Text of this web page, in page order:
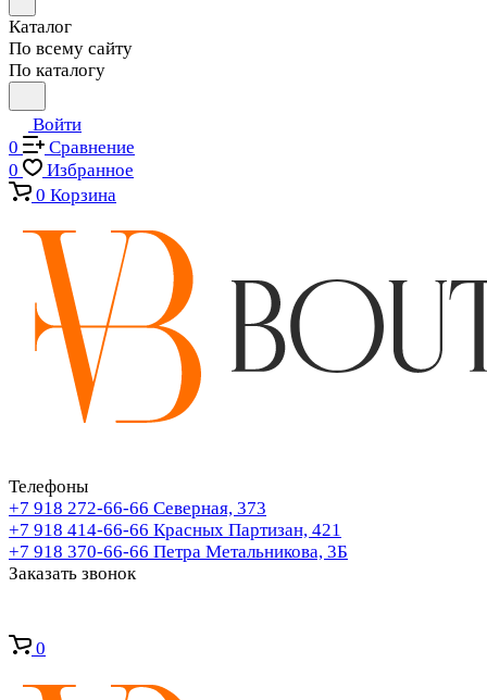
Каталог
По всему сайту
По каталогу
Войти
0
Сравнение
0
Избранное
0 Корзина
Телефоны
+7 918 272-66-66 Северная, 373
+7 918 414-66-66 Красных Партизан, 421
+7 918 370-66-66 Петра Метальникова, 3Б
Заказать звонок
0